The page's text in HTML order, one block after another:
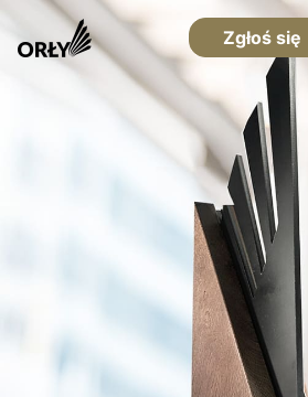
Zgłoś się